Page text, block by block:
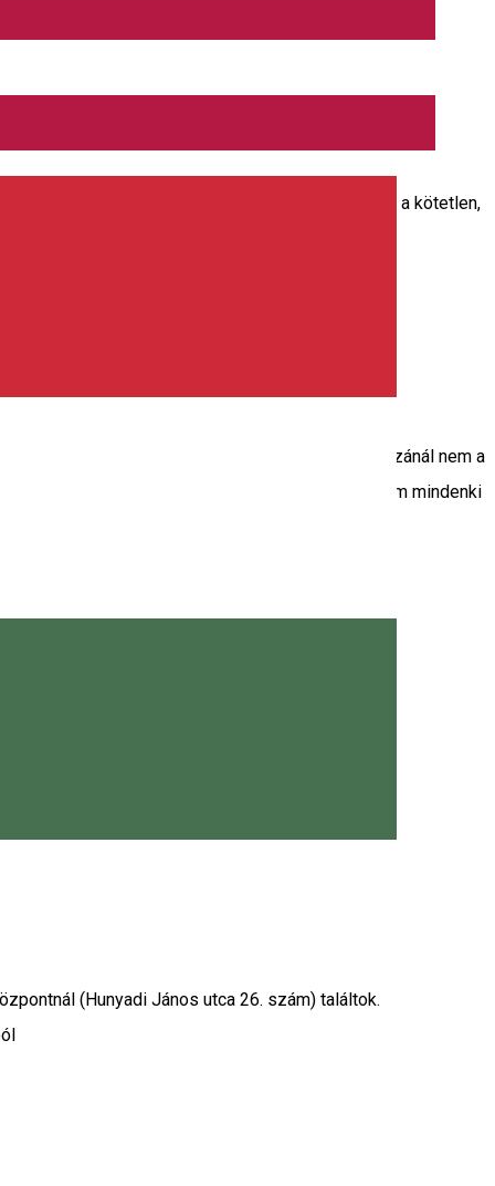
nagyon fontos a frissesség, az egyszerűség és a kötetlen,
el az IGAZI pizza receptjét. Az Ambrus Pizzánál nem a
azok tudják miről is van szó. De tudjuk, hogy nem mindenki
es telefonszámon lehet, majd utánvétellel vagy
Konzulátus mellett).
Hamm alkalmazásból
(Hunyadi János utca 26. szám) találtok.